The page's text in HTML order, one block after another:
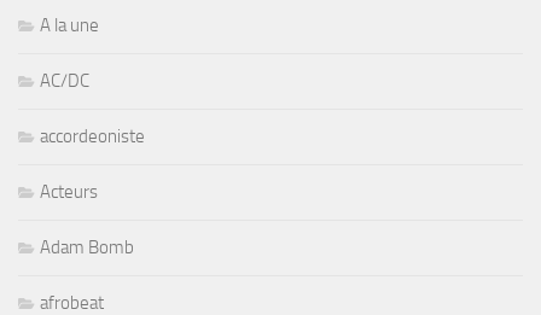
A la une
AC/DC
accordeoniste
Acteurs
Adam Bomb
afrobeat